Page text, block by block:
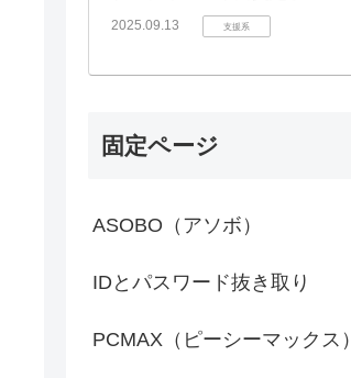
2025.09.13 支援系
固定ページ
ASOBO（アソボ）
IDとパスワード抜き取り
PCMAX（ピーシーマックス）